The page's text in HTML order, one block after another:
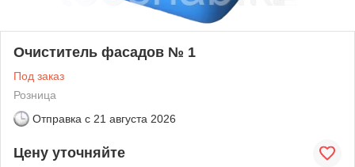
Очиститель фасадов № 1
Под заказ
Розница
Отправка с 21 августа 2026
Цену уточняйте